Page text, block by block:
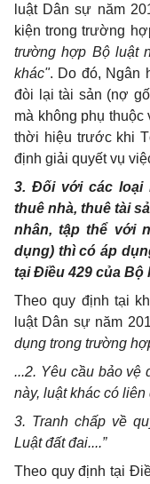
luật Dân sự năm
kiện trong trường
trường hợp Bộ luật
khác". Do đó, Ngân
đòi lại tài sản (nợ
mà không phụ thuộc
thời hiệu trước khi
định giải quyết vụ
3. Đối với các loại
thuê nhà, thuê tài
nhân, tập thể với
dụng) thì có áp
tại Điều 429 của Bộ
Theo quy định tại
luật Dân sự năm
dụng trong trường
...2. Yêu cầu bảo vệ
này, luật khác có
3. Tranh chấp về
Luật đất đai....”
Theo quy định tại